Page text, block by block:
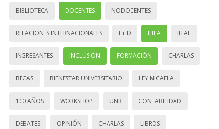
BIBLIOTECA DOCENTES NODOCENTES
RELACIONES INTERNACIONALES I + D IITEA IITAE
INGRESANTES INCLUSIÓN FORMACIÓN CHARLAS
BECAS BIENESTAR UNIVERSITARIO LEY MICAELA
100 AÑOS WORKSHOP UNR CONTABILIDAD
DEBATES OPINIÓN CHARLAS LIBROS